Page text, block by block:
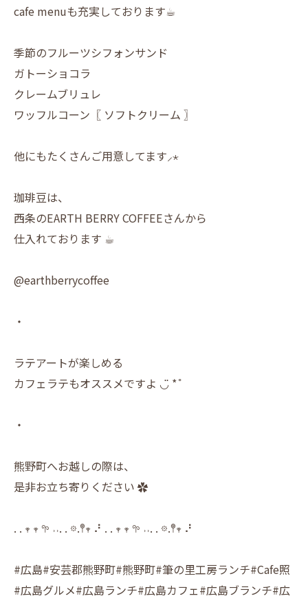
cafe menuも充実しております☕︎
季節のフルーツシフォンサンド
ガトーショコラ
クレームブリュレ
ワッフルコーン〖 ソフトクリーム 〗
他にもたくさんご用意してます⸝⋆
珈琲豆は、
西条のEARTH BERRY COFFEEさんから
仕入れております︎ ︎☕︎
@earthberrycoffee
・
ラテアートが楽しめる
カフェラテもオススメですよ ◡̈ *˚
・
熊野町へお越しの際は、
是非お立ち寄りください ✿
. . 𖥧 𖥧 𖧧 ˒˒. . 𖡼.𖤣𖥧 ⠜ . . 𖥧 𖥧 𖧧 ˒˒. . 𖡼.𖤣𖥧 ⠜
#広島#安芸郡熊野町#熊野町#筆の里工房ランチ#Cafe照
#広島グルメ#広島ランチ#広島カフェ#広島ブランチ#広